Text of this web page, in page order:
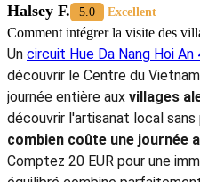
Bijoux D. 5.0 Excellent
Combien coûte une journée aux
touriste solo ?
Pour toutvoyage à Hoi An, le
de transport. Pourvisiter les
solo, le budget voyage Hoi An
VND (20 EUR). Ce tarif